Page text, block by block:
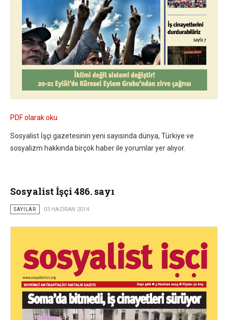
PDF olarak oku
Sosyalist İşçi gazetesinin yeni sayısında dünya, Türkiye ve
sosyalizm hakkında birçok haber ile yorumlar yer alıyor.
Sosyalist İşçi 486. sayı
SAYILAR 03 HAZIRAN 2014